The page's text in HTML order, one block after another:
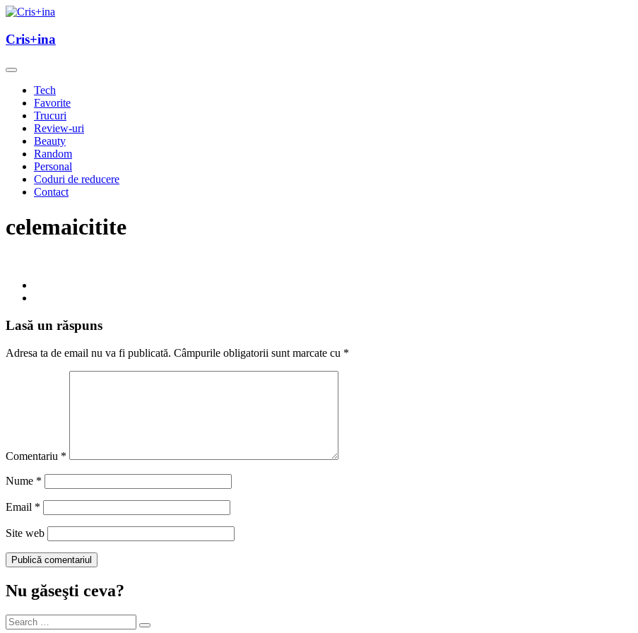
Skip
content
Cris+ina
Cris+ina
Tech
Favorite
Trucuri
Review-uri
Beauty
Random
Personal
Coduri de reducere
Contact
celemaicitite
Lasă un răspuns
Adresa ta de email nu va fi publicată. Câmpurile obligatorii sunt marcate cu *
Comentariu *
Nume *
Email *
Site web
Nu găseşti ceva?